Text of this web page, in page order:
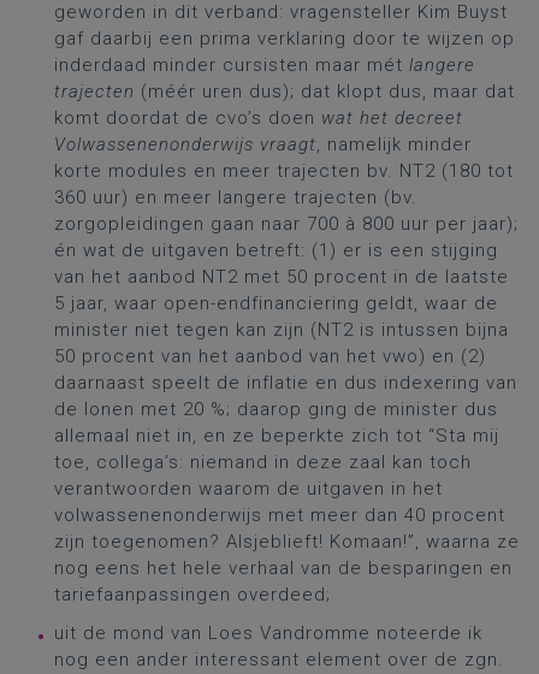
geworden in dit verband: vragensteller Kim Buyst
gaf daarbij een prima verklaring door te wijzen op
inderdaad minder cursisten maar mét langere
trajecten (méér uren dus); dat klopt dus, maar dat
komt doordat de cvo’s doen wat het decreet
Volwassenenonderwijs vraagt, namelijk minder
korte modules en meer trajecten bv. NT2 (180 tot
360 uur) en meer langere trajecten (bv.
zorgopleidingen gaan naar 700 à 800 uur per jaar);
én wat de uitgaven betreft: (1) er is een stijging
van het aanbod NT2 met 50 procent in de laatste
5 jaar, waar open-endfinanciering geldt, waar de
minister niet tegen kan zijn (NT2 is intussen bijna
50 procent van het aanbod van het vwo) en (2)
daarnaast speelt de inflatie en dus indexering van
de lonen met 20 %; daarop ging de minister dus
allemaal niet in, en ze beperkte zich tot “Sta mij
toe, collega’s: niemand in deze zaal kan toch
verantwoorden waarom de uitgaven in het
volwassenenonderwijs met meer dan 40 procent
zijn toegenomen? Alsjeblieft! Komaan!”, waarna ze
nog eens het hele verhaal van de besparingen en
tariefaanpassingen overdeed;
uit de mond van Loes Vandromme noteerde ik
nog een ander interessant element over de zgn.